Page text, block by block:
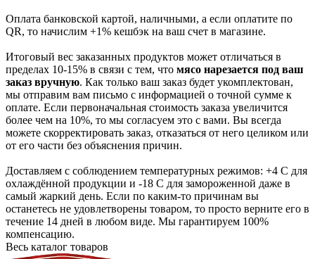
Оплата банковской картой, наличными, а если оплатите по
QR, то начислим +1% кешбэк на ваш счет в магазине.
Итоговый вес заказанных продуктов может отличаться в
пределах 10-15% в связи с тем, что мясо нарезается под ваш
заказ вручную. Как только ваш заказ будет укомплектован,
мы отправим вам письмо с информацией о точной сумме к
оплате. Если первоначальная стоимость заказа увеличится
более чем на 10%, то мы согласуем это с вами. Вы всегда
можете скорректировать заказ, отказаться от него целиком или
от его части без объяснения причин.
Доставляем с соблюдением температурных режимов: +4 С для
охлаждённой продукции и -18 С для замороженной даже в
самый жаркий день. Если по каким-то причинам вы
останетесь не удовлетворены товаром, то просто верните его в
течение 14 дней в любом виде. Мы гарантируем 100%
компенсацию.
Весь каталог товаров